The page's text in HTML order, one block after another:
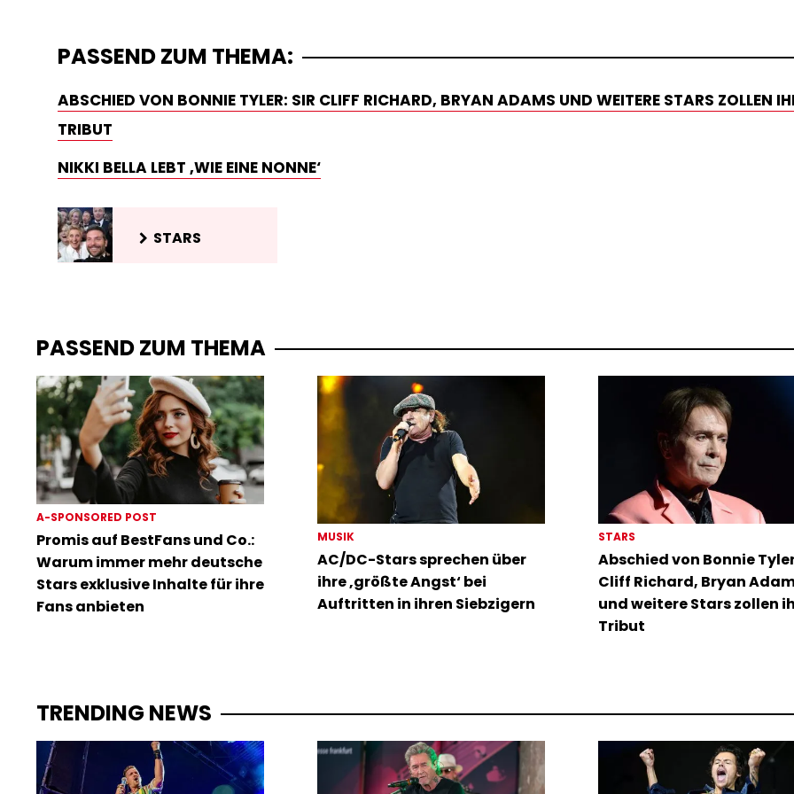
PASSEND ZUM THEMA:
ABSCHIED VON BONNIE TYLER: SIR CLIFF RICHARD, BRYAN ADAMS UND WEITERE STARS ZOLLEN
TRIBUT
NIKKI BELLA LEBT ‚WIE EINE NONNE‘
STARS
PASSEND ZUM THEMA
A-SPONSORED POST
Promis auf BestFans und Co.:
Warum immer mehr deutsche
Stars exklusive Inhalte für ihre
Fans anbieten
MUSIK
AC/DC-Stars sprechen über
ihre ‚größte Angst‘ bei
Auftritten in ihren Siebzigern
STARS
Abschied von Bonnie
Cliff Richard, Bryan
und weitere Stars zollen
Tribut
TRENDING NEWS